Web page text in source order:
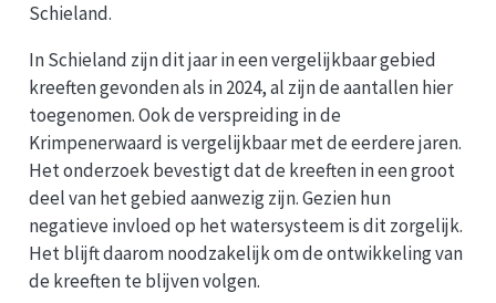
Schieland.
In Schieland zijn dit jaar in een vergelijkbaar gebied
kreeften gevonden als in 2024, al zijn de aantallen hier
toegenomen. Ook de verspreiding in de
Krimpenerwaard is vergelijkbaar met de eerdere jaren.
Het onderzoek bevestigt dat de kreeften in een groot
deel van het gebied aanwezig zijn. Gezien hun
negatieve invloed op het watersysteem is dit zorgelijk.
Het blijft daarom noodzakelijk om de ontwikkeling van
de kreeften te blijven volgen.